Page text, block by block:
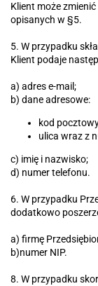
Klient może
opisanych w §5.
5. W przypadku
Klient podaje
a) adres e-mail;
b) dane adresowe:
kod
ulica wraz z
c) imię i nazwisko;
d) numer telefonu.
6. W przypadku
dodatkowo
a) firmę
b)numer NIP.
8. W przypadku